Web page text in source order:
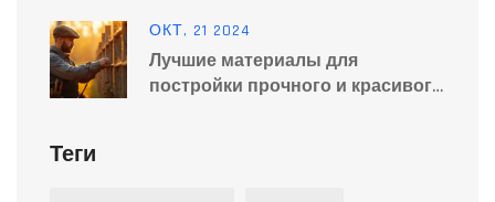
ОКТ, 21 2024
Лучшие материалы для
постройки прочного и красивого
Теги